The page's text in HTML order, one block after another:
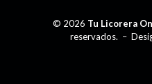
© 2026 Tu Licorera
reservados. –